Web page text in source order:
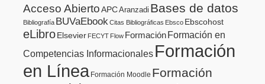
Acceso AbiertoAPCAranzadi Bases de datos
Bibliografía BUVaEbook Citas Bibliográficas Ebsco Ebscohost
eLibroElsevier FECYT Flow FormaciónFormación en
Competencias Informacionales Formación
en Línea Formación Moodle Formación